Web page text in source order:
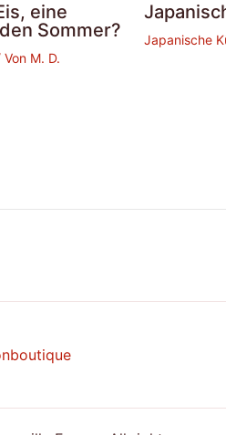
eine
Sommer?
M. D.
Japanische